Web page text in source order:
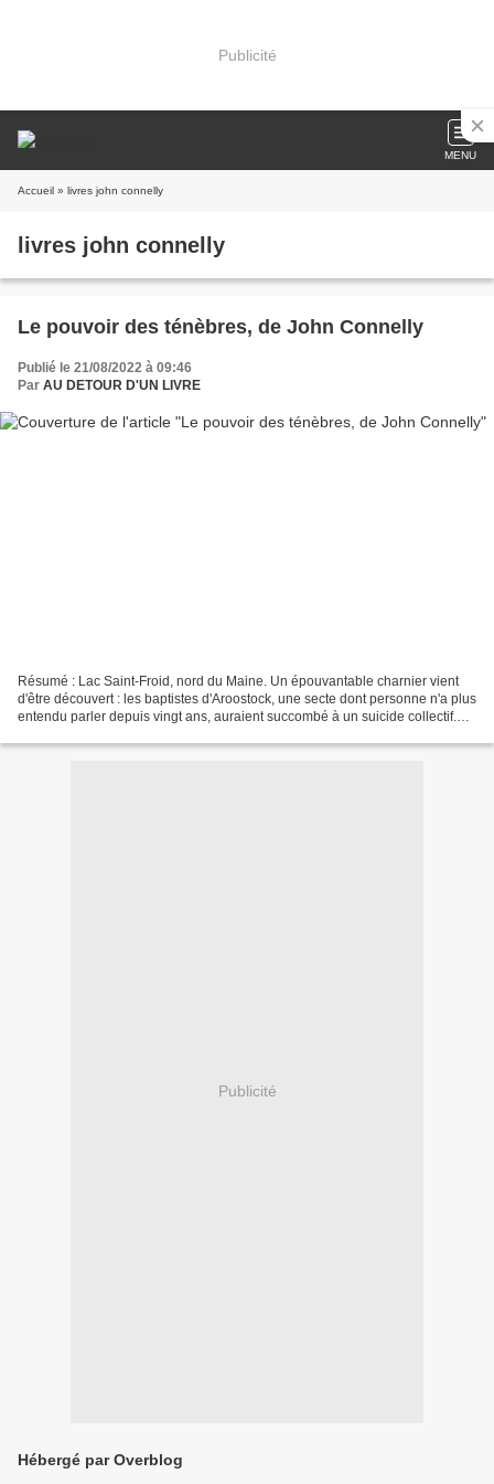
Publicité
MENU
Accueil » livres john connelly
livres john connelly
Le pouvoir des ténèbres, de John Connelly
Publié le 21/08/2022 à 09:46
Par AU DETOUR D'UN LIVRE
Résumé : Lac Saint-Froid, nord du Maine. Un épouvantable charnier vient
d'être découvert : les baptistes d'Aroostock, une secte dont personne n'a plus
entendu parler depuis vingt ans, auraient succombé à un suicide collectif.
Publicité
Hébergé par Overblog